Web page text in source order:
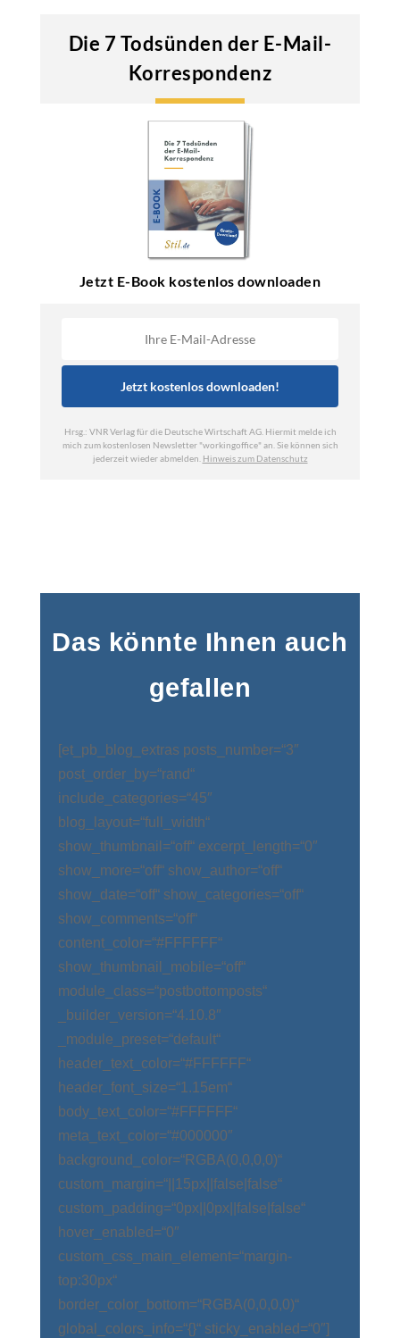
Das könnte Ihnen auch
gefallen
[et_pb_blog_extras posts_number=“3″
post_order_by=“rand“
include_categories=“45″
blog_layout=“full_width“
show_thumbnail=“off“ excerpt_length=“0″
show_more=“off“ show_author=“off“
show_date=“off“ show_categories=“off“
show_comments=“off“
content_color=“#FFFFFF“
show_thumbnail_mobile=“off“
module_class=“postbottomposts“
_builder_version=“4.10.8″
_module_preset=“default“
header_text_color=“#FFFFFF“
header_font_size=“1.15em“
body_text_color=“#FFFFFF“
meta_text_color=“#000000″
background_color=“RGBA(0,0,0,0)“
custom_margin=“||15px||false|false“
custom_padding=“0px||0px||false|false“
hover_enabled=“0″
custom_css_main_element=“margin-
top:30px“
border_color_bottom=“RGBA(0,0,0,0)“
global_colors_info=“{}“ sticky_enabled=“0″]